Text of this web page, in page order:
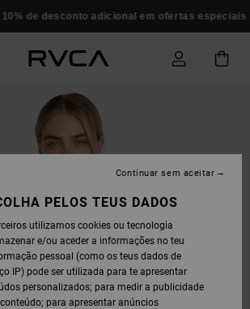
de desconto adicional em ofertas especiais
PELOS TEUS DADOS
utilizamos cookies ou tecnologia
e/ou aceder a informações no teu
pessoal (como os teus dados de
IP) pode ser utilizada para te apresentar
personalizados; para medir a publicidade
para apresentar anúncios
Continuar sem aceitar